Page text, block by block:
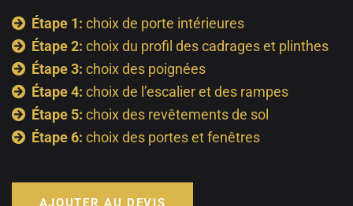
Étape 1: choix de porte intérieures
Étape 2: choix du profil des cadrages et plinthes
Étape 3: choix des poignées
Étape 4: choix de l’escalier et des rampes
Étape 5: choix des revêtements de sol
Étape 6: choix des portes et fenêtres